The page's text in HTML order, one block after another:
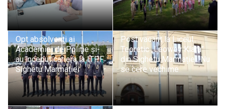
Opt absolvenți ai
Academiei de Poliție și-
au început cariera la ITPF
Sighetu Marmației
Post vacant la Liceul
Teoretic „Leowey Klara”
din Sighetu Marmației. Nu
se cere vechime